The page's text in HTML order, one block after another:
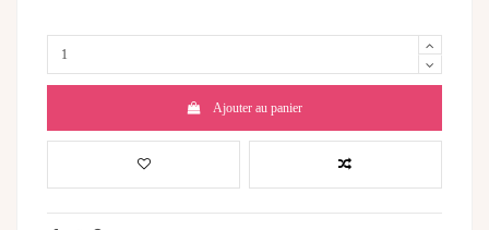
Ajouter au panier